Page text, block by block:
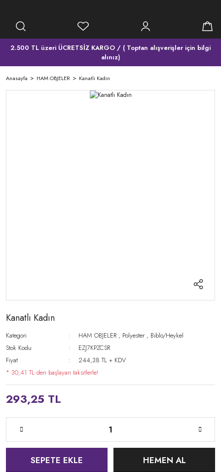
2.500 TL üzeri ÜCRETSİZ KARGO / ( Toptan alışverişler için bilgi
alınız)
Anasayfa HAM OBJELER Kanatlı Kadın
Kanatlı Kadın
Kategori HAM OBJELER , Polyester , Biblo/Heykel
Stok Kodu
EZJ7KPZCSR
Fiyat
244,38 TL + KDV
* 30,41 TL den başlayan taksitlerle!
293,25 TL
SEPETE EKLE HEMEN AL